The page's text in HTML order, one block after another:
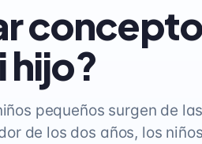
hijo?
pequeños surgen de las
de los dos años, los